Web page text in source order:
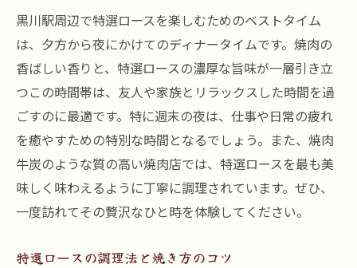
黒川駅周辺で特選ロースを楽しむためのベストタイム
は、夕方から夜にかけてのディナータイムです。焼肉の
香ばしい香りと、特選ロースの濃厚な旨味が一層引き立
つこの時間帯は、友人や家族とリラックスした時間を過
ごすのに最適です。特に週末の夜は、仕事や日常の疲れ
を癒やすための特別な時間となるでしょう。また、焼肉
牛炭のような質の高い焼肉店では、特選ロースを最も美
味しく味わえるように丁寧に調理されています。ぜひ、
一度訪れてその贅沢なひと時を体験してください。
特選ロースの調理法と焼き方のコツ